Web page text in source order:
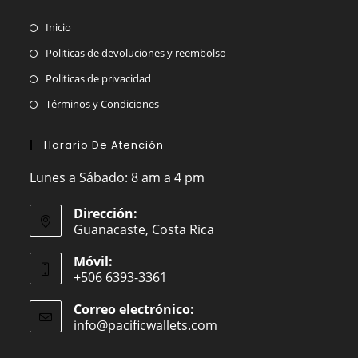
Inicio
Politicas de devoluciones y reembolso
Politicas de privacidad
Términos y Condiciones
Horario De Atención
Lunes a Sábado: 8 am a 4 pm
Dirección:
Guanacaste, Costa Rica
Móvil:
+506 6393-3361
Correo electrónico:
info@pacificwallets.com